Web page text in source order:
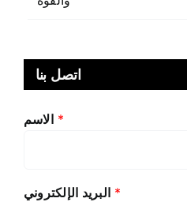
اتصل بنا
الاسم *
البريد الإلكتروني *